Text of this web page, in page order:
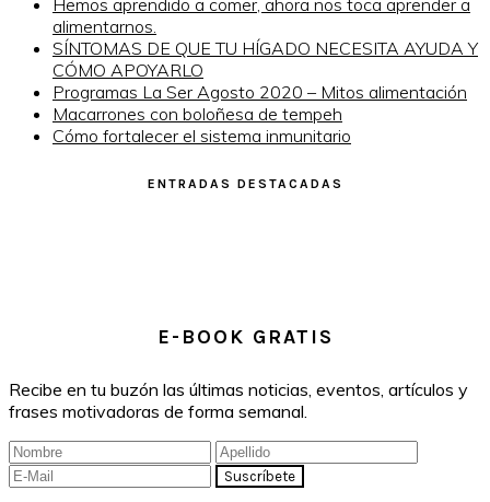
Hemos aprendido a comer, ahora nos toca aprender a
alimentarnos.
SÍNTOMAS DE QUE TU HÍGADO NECESITA AYUDA Y
CÓMO APOYARLO
Programas La Ser Agosto 2020 – Mitos alimentación
Macarrones con boloñesa de tempeh
Cómo fortalecer el sistema inmunitario
ENTRADAS DESTACADAS
E-BOOK GRATIS
Recibe en tu buzón las últimas noticias, eventos, artículos y
frases motivadoras de forma semanal.